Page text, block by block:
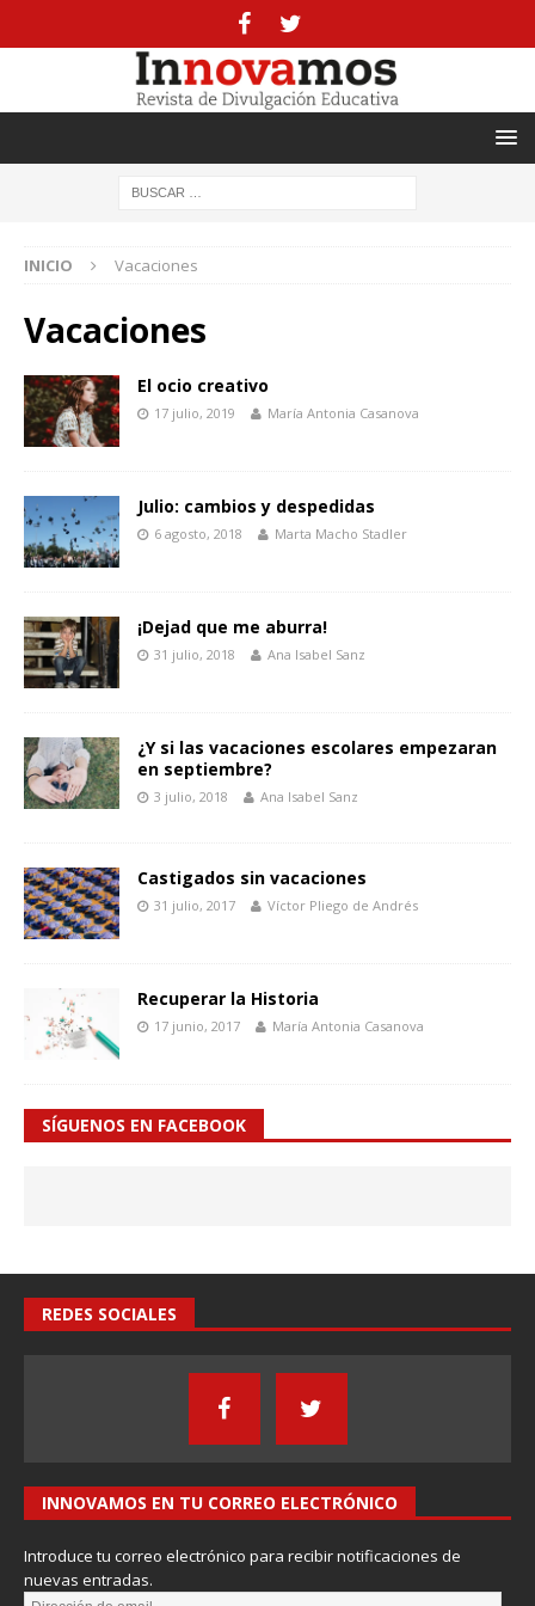
INICIO Vacaciones
Vacaciones
El ocio creativo
17 julio, 2019 María Antonia Casanova
Julio: cambios y despedidas
6 agosto, 2018 Marta Macho Stadler
¡Dejad que me aburra!
31 julio, 2018 Ana Isabel Sanz
¿Y si las vacaciones escolares empezaran
en septiembre?
3 julio, 2018 Ana Isabel Sanz
Castigados sin vacaciones
31 julio, 2017 Víctor Pliego de Andrés
Recuperar la Historia
17 junio, 2017 María Antonia Casanova
SÍGUENOS EN FACEBOOK
REDES SOCIALES
INNOVAMOS EN TU CORREO ELECTRÓNICO
Introduce tu correo electrónico para recibir notificaciones de
nuevas entradas.